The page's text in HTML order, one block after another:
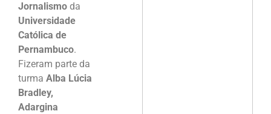
Jornalismo da
Universidade
Católica de
Pernambuco.
Fizeram parte da
turma Alba Lúcia
Bradley,
Adargina